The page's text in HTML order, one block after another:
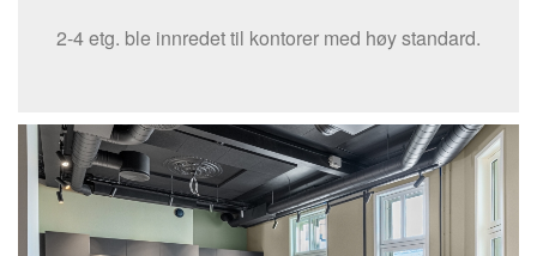
2-4 etg. ble innredet til kontorer med høy standard.